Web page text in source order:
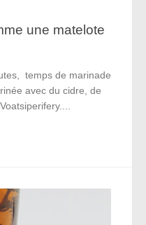
une matelote
temps de marinade
avec du cidre, de